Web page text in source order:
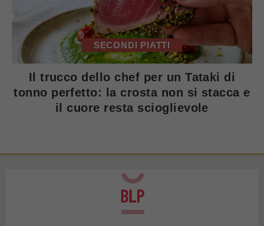
SECONDI PIATTI
Il trucco dello chef per un Tataki di
tonno perfetto: la crosta non si stacca e
il cuore resta scioglievole